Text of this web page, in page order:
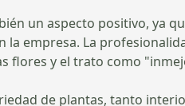
un aspecto positivo, ya
empresa. La
flores y el trato como
de plantas, tanto